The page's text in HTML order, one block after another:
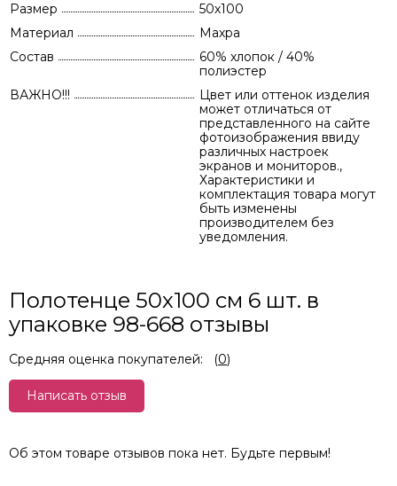
Размер
50х100
Материал
Махра
Состав
60% хлопок / 40%
полиэстер
ВАЖНО!!!
Цвет или оттенок изделия
может отличаться от
представленного на сайте
фотоизображения ввиду
различных настроек
экранов и мониторов.,
Характеристики и
комплектация товара могут
быть изменены
производителем без
уведомления.
Полотенце 50х100 см 6 шт. в
упаковке 98-668 отзывы
Средняя оценка покупателей: (0)
Написать отзыв
Об этом товаре отзывов пока нет. Будьте первым!